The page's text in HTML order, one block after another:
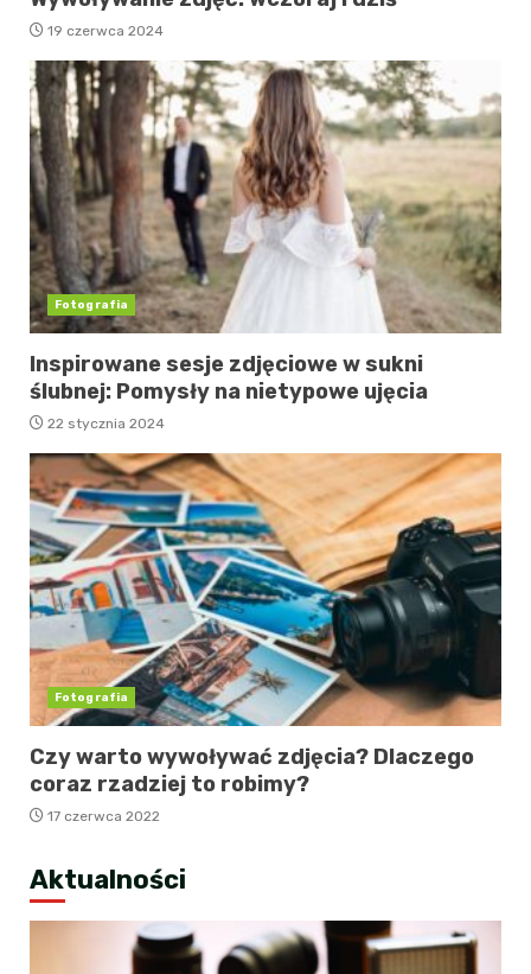
19 czerwca 2024
Fotografia
Inspirowane sesje zdjęciowe w sukni
ślubnej: Pomysły na nietypowe ujęcia
22 stycznia 2024
Fotografia
Czy warto wywoływać zdjęcia? Dlaczego
coraz rzadziej to robimy?
17 czerwca 2022
Aktualności